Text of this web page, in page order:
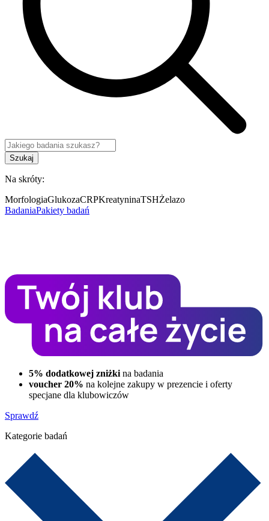
Szukaj
Na skróty:
MorfologiaGlukozaCRPKreatyninaTSHŻelazo
BadaniaPakiety badań
5% dodatkowej zniżki na badania
voucher 20% na kolejne zakupy w prezencie i oferty
specjane dla klubowiczów
Sprawdź
Kategorie badań